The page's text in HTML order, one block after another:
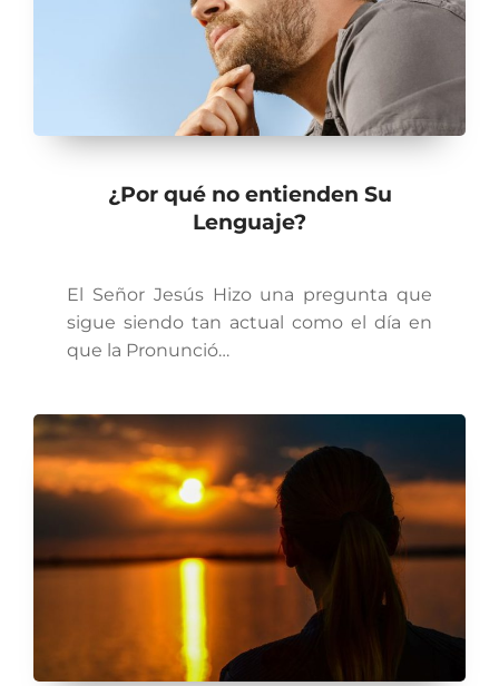
¿Por qué no entienden Su
Lenguaje?
El Señor Jesús Hizo una pregunta que
sigue siendo tan actual como el día en
que la Pronunció…